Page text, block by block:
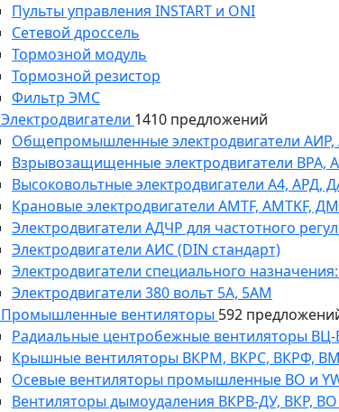
Пульты управления INSTART и ONI
Сетевой дроссель
Тормозной модуль
Тормозной резистор
Фильтр ЭМС
Электродвигатели 1410 предложений
Общепромышленные электродвигатели АИР,
Взрывозащищенные электродвигатели
Высоковольтные электродвигатели A4, АРД,
Крановые электродвигатели AMTF, AMTKF,
Электродвигатели АДЧР для частотного
Электродвигатели АИС (DIN стандарт)
Электродвигатели специального
Электродвигатели 380 вольт 5А, 5АМ
Промышленные вентиляторы 592
Радиальные центробежные вентиляторы ВЦ-
Крышные вентиляторы ВКРМ, ВКРС, ВКРФ,
Осевые вентиляторы промышленные ВО и
Вентиляторы дымоудаления ВКРВ-ДУ, ВКР,